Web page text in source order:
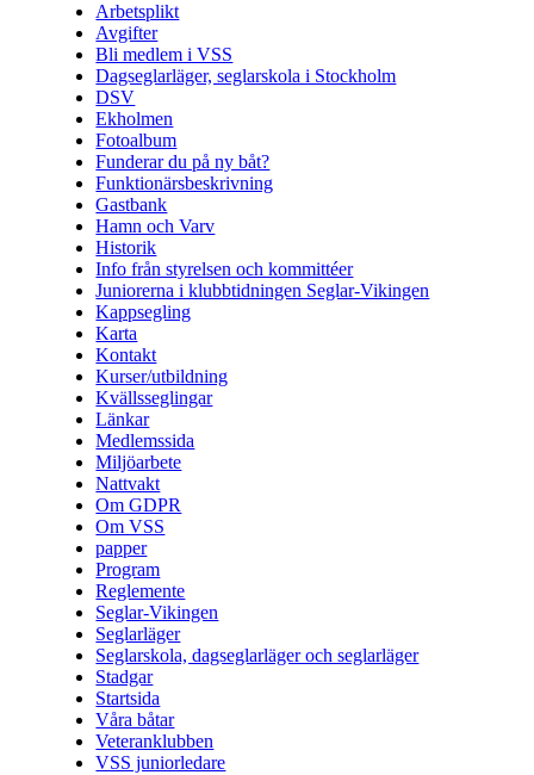
Arbetsplikt
Avgifter
Bli medlem i VSS
Dagseglarläger, seglarskola i Stockholm
DSV
Ekholmen
Fotoalbum
Funderar du på ny båt?
Funktionärsbeskrivning
Gastbank
Hamn och Varv
Historik
Info från styrelsen och kommittéer
Juniorerna i klubbtidningen Seglar-Vikingen
Kappsegling
Karta
Kontakt
Kurser/utbildning
Kvällsseglingar
Länkar
Medlemssida
Miljöarbete
Nattvakt
Om GDPR
Om VSS
papper
Program
Reglemente
Seglar-Vikingen
Seglarläger
Seglarskola, dagseglarläger och seglarläger
Stadgar
Startsida
Våra båtar
Veteranklubben
VSS juniorledare